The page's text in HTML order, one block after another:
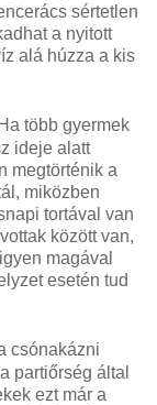
sértetlen
a nyitott
alá húzza a kis
Ha több gyermek
ideje alatt
megtörténik a
miközben
tortával van
között van,
magával
esetén tud
csónakázni
partiőrség által
ezt már a